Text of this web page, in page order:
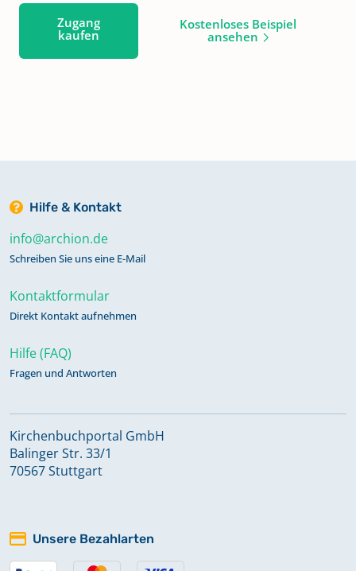
Zugang
kaufen
Kostenloses Beispiel
ansehen
Hilfe & Kontakt
info@archion.de
Schreiben Sie uns eine E-Mail
Kontaktformular
Direkt Kontakt aufnehmen
Hilfe (FAQ)
Fragen und Antworten
Kirchenbuchportal GmbH
Balinger Str. 33/1
70567 Stuttgart
Unsere Bezahlarten